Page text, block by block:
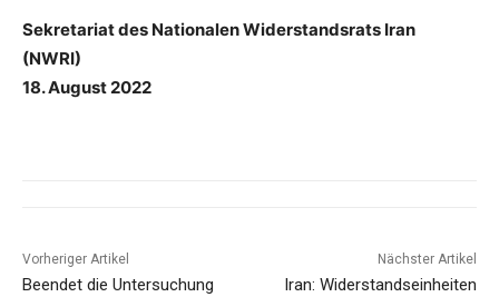
Sekretariat des Nationalen Widerstandsrats Iran
(NWRI)
18. August 2022
Vorheriger Artikel
Beendet die Untersuchung
Nächster Artikel
Iran: Widerstandseinheiten